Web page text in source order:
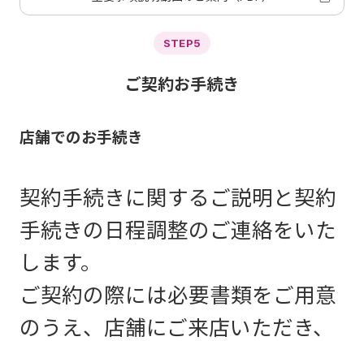
STEP5
ご契約お手続き
店舗でのお手続き
契約手続きに関するご説明と契約
手続きの日程調整のご連絡をいた
します。
ご契約の際には必要書類をご用意
のうえ、店舗にご来店いただき、